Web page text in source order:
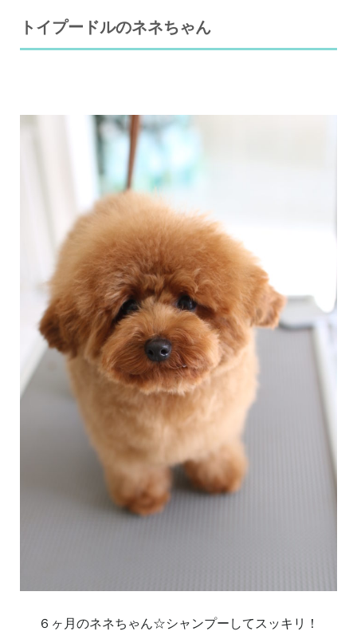
トイプードルのネネちゃん
６ヶ月のネネちゃん☆シャンプーしてスッキリ！